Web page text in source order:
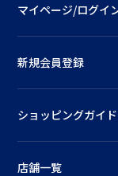
マイページ/ログイ
新規会員登録
ショッピングガイド
店舗一覧